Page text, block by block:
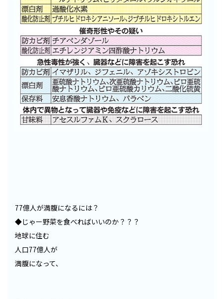
77億人が満腹になるには？
◆じゃー野菜を食べればいいのか？？？
地球に住む
人口77億人が
満腹になって、